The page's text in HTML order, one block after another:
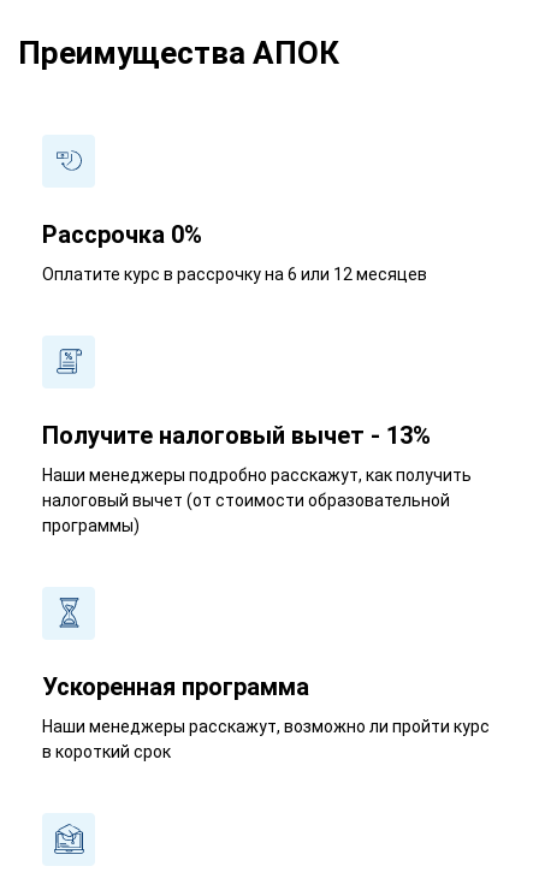
Преимущества АПОК
Рассрочка 0%
Оплатите курс в рассрочку на 6 или 12 месяцев
Получите налоговый вычет - 13%
Наши менеджеры подробно расскажут, как получить
налоговый вычет (от стоимости образовательной
программы)
Ускоренная программа
Наши менеджеры расскажут, возможно ли пройти курс
в короткий срок